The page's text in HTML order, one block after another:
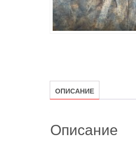
ОПИСАНИЕ
Описание